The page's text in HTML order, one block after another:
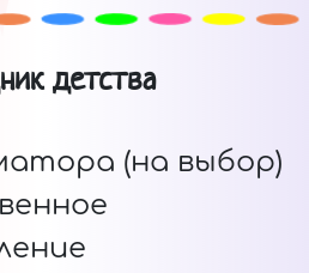
детства
(на выбор)